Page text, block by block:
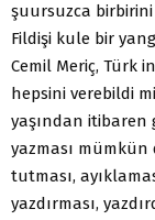
şuursuzca birbirini
Fildişi kule bir
Cemil Meriç, Türk
hepsini verebildi
yaşından itibaren
yazması
tutması,
yazdırması,